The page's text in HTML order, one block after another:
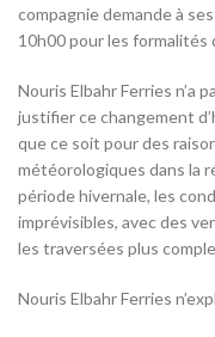
compagnie demande à
10h00 pour les formalités
Nouris Elbahr Ferries n’a
justifier ce changement
que ce soit pour des
météorologiques dans la
période hivernale, les
imprévisibles, avec des
les traversées plus
Nouris Elbahr Ferries